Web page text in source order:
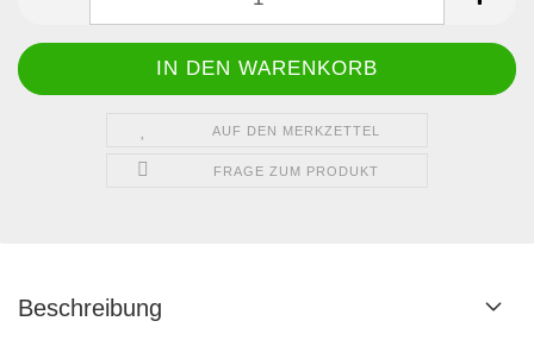
AUF DEN MERKZETTEL
FRAGE ZUM PRODUKT
Beschreibung